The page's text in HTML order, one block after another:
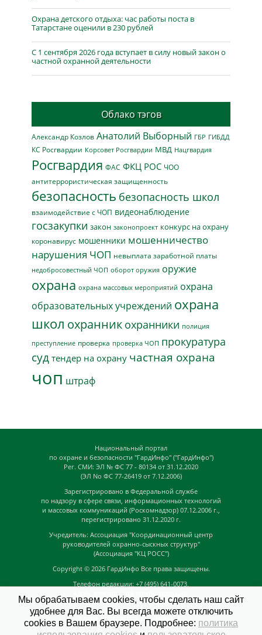
Охрана детского отдыха: час работы поста в
Татарстане оценили в 230 рублей
С 1 сентября 2026 года вступает в силу новый закон о
частной охранной деятельности
Облако тэгов
Александр Козлов Анатолий Выборный ГБР ГИБДД
КС Росгвардии Корсовет Росгвардии МВД Нацгвардия
Росгвардия ФАС ФКЦ РОС ЧОО
антитеррористическая защищенность
безопасность безопасность школ
взаимодействие с ЧОП видеонаблюдение
госзакупки закон законопроект конкурс на охрану
коронавирус мошенники мошенничество
нарушения ЧОП невыплата заработной платы
недобросовестный ЧОП оборот оружия оружие
охрана охрана массовых мероприятий охрана
образовательных учреждений охрана
школ охранник охранники полиция
преступление проверка проверка ЧОП прокуратура
суд тендер на охрану частная охрана
чоп штраф
Национальный портал
по охране и безопасности "ГардИнфо" ("ГардИнфо")
Рег. СМИ: ЭЛ № ФС 77 - 80134 от 31.12.2020
(ЭЛ No ФС 77-26419 от 7.12.2006)
Зарегистрировано в Федеральной службе
по надзору в сфере связи, информационных технологий
и массовых коммуникаций (Роскомнадзор) 07.12.2006 г.,
перегистрировано 31.12.2020 г.
Учредитель: Ассоциация "Координационный центр
руководителей охранно-сыскных структур"
(Ассоциация "КЦ РОСС")
Copyright © 2026 ГардИнфо Все права защищены.
Телефон редакции: +7 (495) 641-0073,
news@guardinfo.online
Главный редактор: Кузьмин Д.А.
На сайте могут быть размещены
Мы обрабатываем cookies, чтобы сделать наш сайт
удобнее для Вас. Вы всегда можете отключить
cookies в Вашем браузере. Подробнее: политика